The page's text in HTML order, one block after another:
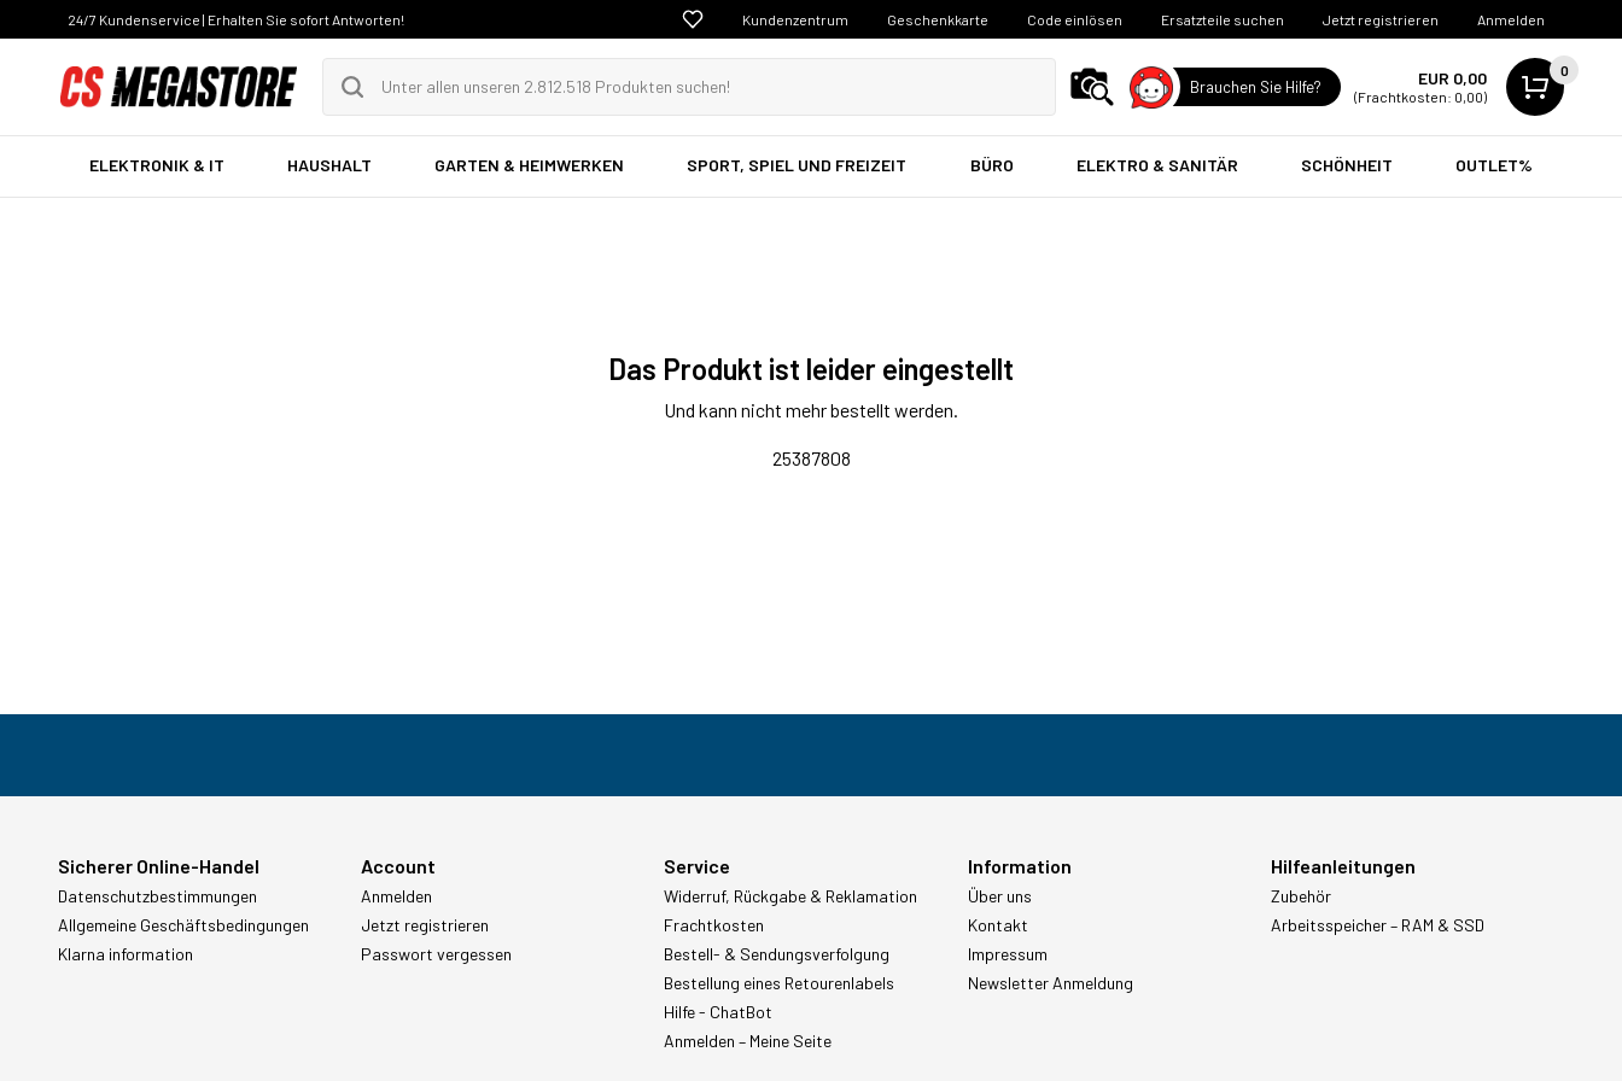
24/7 Kundenservice | Erhalten Sie sofort Antworten! Kundenzentrum Geschenkkarte Code einlösen Ersatzteile suchen Jetzt registrieren Anmelden
Brauchen Sie Hilfe? EUR 0,00
(Frachtkosten: 0,00)
0
ELEKTRONIK & IT HAUSHALT GARTEN & HEIMWERKEN SPORT, SPIEL UND FREIZEIT BÜRO ELEKTRO & SANITÄR SCHÖNHEIT OUTLET%
Das Produkt ist leider eingestellt
Und kann nicht mehr bestellt werden.
25387808
Sicherer Online-Handel
Datenschutzbestimmungen
Allgemeine Geschäftsbedingungen
Klarna information
Account
Anmelden
Jetzt registrieren
Passwort vergessen
Service
Widerruf, Rückgabe & Reklamation
Frachtkosten
Bestell- & Sendungsverfolgung
Bestellung eines Retourenlabels
Hilfe - ChatBot
Anmelden – Meine Seite
Information
Über uns
Kontakt
Impressum
Newsletter Anmeldung
Hilfeanleitungen
Zubehör
Arbeitsspeicher – RAM & SSD